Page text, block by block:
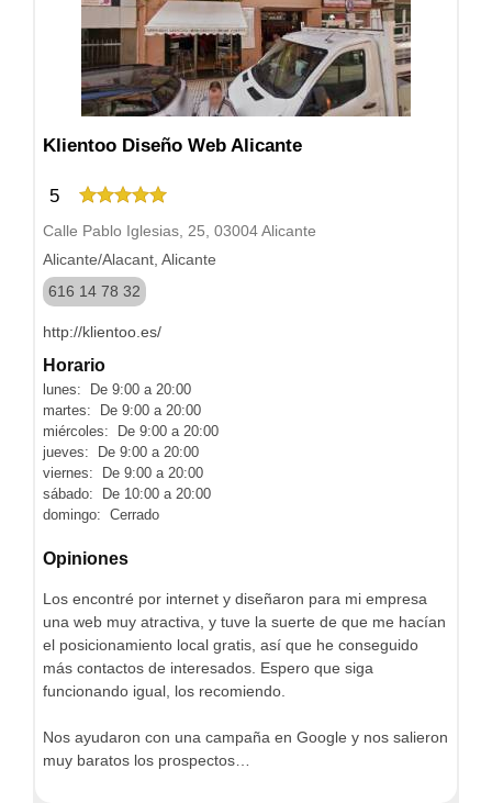
Klientoo Diseño Web Alicante
5
Calle Pablo Iglesias, 25, 03004 Alicante
Alicante/Alacant, Alicante
616 14 78 32
http://klientoo.es/
Horario
lunes: De 9:00 a 20:00
martes: De 9:00 a 20:00
miércoles: De 9:00 a 20:00
jueves: De 9:00 a 20:00
viernes: De 9:00 a 20:00
sábado: De 10:00 a 20:00
domingo: Cerrado
Opiniones
Los encontré por internet y diseñaron para mi empresa
una web muy atractiva, y tuve la suerte de que me hacían
el posicionamiento local gratis, así que he conseguido
más contactos de interesados. Espero que siga
funcionando igual, los recomiendo.
Nos ayudaron con una campaña en Google y nos salieron
muy baratos los prospectos…